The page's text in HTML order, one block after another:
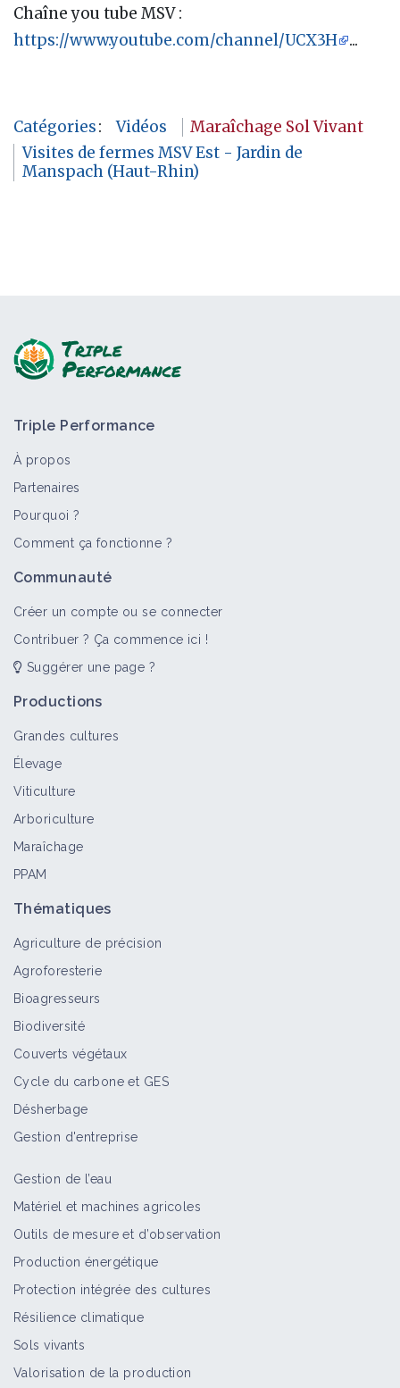
Chaîne you tube MSV :
https://www.youtube.com/channel/UCX3H
...
Catégories: Vidéos
Maraîchage Sol Vivant
Visites de fermes MSV Est - Jardin de
Manspach (Haut-Rhin)
Triple Performance
À propos
Partenaires
Pourquoi ?
Comment ça fonctionne ?
Communauté
Créer un compte ou se connecter
Contribuer ? Ça commence ici !
Suggérer une page ?
Productions
Grandes cultures
Élevage
Viticulture
Arboriculture
Maraîchage
PPAM
Thématiques
Agriculture de précision
Agroforesterie
Bioagresseurs
Biodiversité
Couverts végétaux
Cycle du carbone et GES
Désherbage
Gestion d'entreprise
Gestion de l’eau
Matériel et machines agricoles
Outils de mesure et d’observation
Production énergétique
Protection intégrée des cultures
Résilience climatique
Sols vivants
Valorisation de la production